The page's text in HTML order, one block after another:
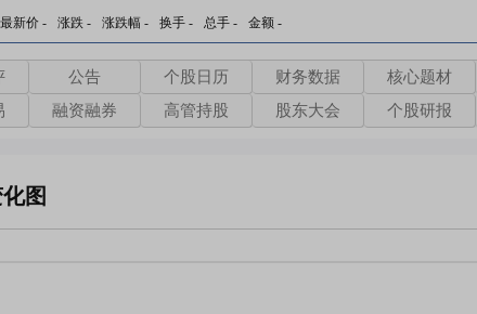
最新价 - 涨跌 - 涨跌幅 - 换手 - 总手 - 金额 -
公告 个股日历 财务数据 核心题材
融资融券 高管持股 股东大会 个股研报
图